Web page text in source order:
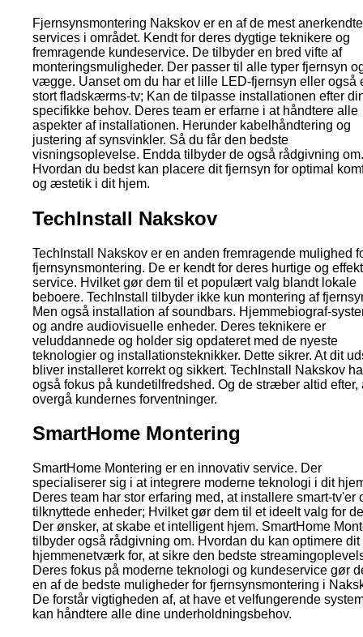
Fjernsynsmontering Nakskov er en af de mest anerkendte
services i området. Kendt for deres dygtige teknikere og
fremragende kundeservice. De tilbyder en bred vifte af
monteringsmuligheder. Der passer til alle typer fjernsyn
vægge. Uanset om du har et lille LED-fjernsyn eller også
stort fladskærms-tv; Kan de tilpasse installationen efter
specifikke behov. Deres team er erfarne i at håndtere alle
aspekter af installationen. Herunder kabelhåndtering og
justering af synsvinkler. Så du får den bedste
visningsoplevelse. Endda tilbyder de også rådgivning om.
Hvordan du bedst kan placere dit fjernsyn for optimal
og æstetik i dit hjem.
TechInstall Nakskov
TechInstall Nakskov er en anden fremragende mulighed
fjernsynsmontering. De er kendt for deres hurtige og
service. Hvilket gør dem til et populært valg blandt lokale
beboere. TechInstall tilbyder ikke kun montering af
Men også installation af soundbars. Hjemmebiograf-
og andre audiovisuelle enheder. Deres teknikere er
veluddannede og holder sig opdateret med de nyeste
teknologier og installationsteknikker. Dette sikrer. At dit
bliver installeret korrekt og sikkert. TechInstall Nakskov
også fokus på kundetilfredshed. Og de stræber altid efter,
overgå kundernes forventninger.
SmartHome Montering
SmartHome Montering er en innovativ service. Der
specialiserer sig i at integrere moderne teknologi i dit
Deres team har stor erfaring med, at installere smart-tv'er
tilknyttede enheder; Hvilket gør dem til et ideelt valg for
Der ønsker, at skabe et intelligent hjem. SmartHome
tilbyder også rådgivning om. Hvordan du kan optimere dit
hjemmenetværk for, at sikre den bedste
Deres fokus på moderne teknologi og kundeservice gør
en af de bedste muligheder for fjernsynsmontering i
De forstår vigtigheden af, at have et velfungerende
kan håndtere alle dine underholdningsbehov.